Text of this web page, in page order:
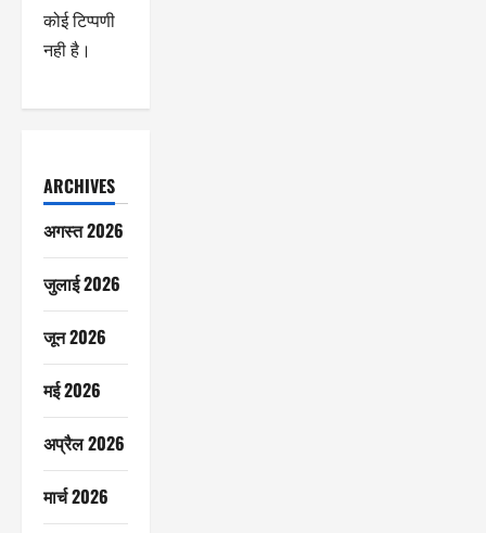
कोई टिप्पणी
नही है।
ARCHIVES
अगस्त 2026
जुलाई 2026
जून 2026
मई 2026
अप्रैल 2026
मार्च 2026